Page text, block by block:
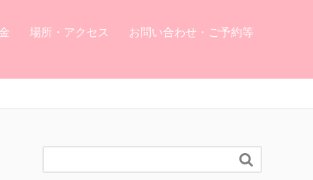
場所・アクセス お問い合わせ・ご予約等
